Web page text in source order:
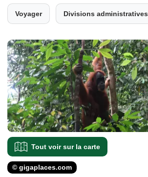
Voyager Divisions administratives
Tout voir sur la carte
© gigaplaces.com